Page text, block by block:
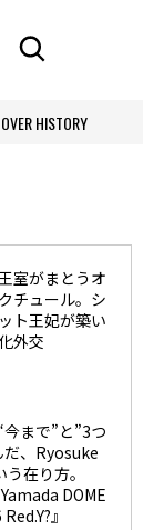
HISTORY
室がまとうオ
チュール。シ
ト王妃が築い
外交
まで”と”3つ
だ、Ryosuke
在り方。
DOME
』